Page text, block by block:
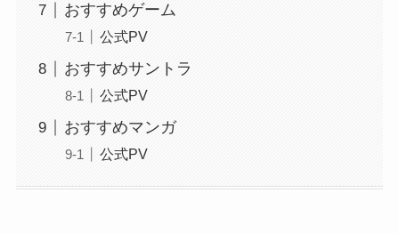
おすすめゲーム
公式PV
おすすめサントラ
公式PV
おすすめマンガ
公式PV